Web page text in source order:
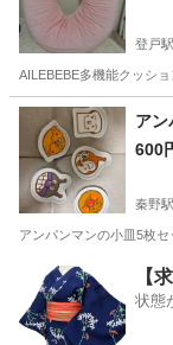
登戸駅
AILEBEBE多機能クッシ
神奈川 川崎市 アン
600
秦野駅
アンパンマンの小皿5枚
神奈川 【
状態